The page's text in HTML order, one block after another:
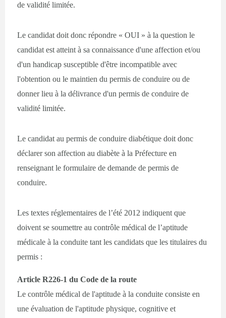
de validité limitée.
Le candidat doit donc répondre « OUI » à la question le
candidat est atteint à sa connaissance d'une affection et/ou
d'un handicap susceptible d'être incompatible avec
l'obtention ou le maintien du permis de conduire ou de
donner lieu à la délivrance d'un permis de conduire de
validité limitée.
Le candidat au permis de conduire diabétique doit donc
déclarer son affection au diabète à la Préfecture en
renseignant le formulaire de demande de permis de
conduire.
Les textes réglementaires de l’été 2012 indiquent que
doivent se soumettre au contrôle médical de l’aptitude
médicale à la conduite tant les candidats que les titulaires du
permis :
Article R226-1 du Code de la route
Le contrôle médical de l'aptitude à la conduite consiste en
une évaluation de l'aptitude physique, cognitive et